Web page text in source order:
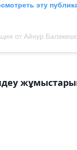
эту
от Айнур